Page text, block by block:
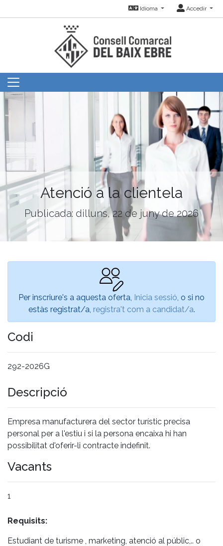
Idioma Accedir
Atenció a la clientela
Publicada: dilluns, 22 de juny de 2026
Per inscriure's a aquesta oferta, Inicia sessió , o si no
estàs registrat/a, registra't com a candidat/a.
Codi
292-2026G
Descripció
Empresa manufacturera del sector turístic precisa
personal per a l'estiu i si la persona encaixa hi han
possibilitat d'oferir-li contracte indefinit.
Vacants
1
Requisits:
Estudiant de turisme , marketing, atenció al públic,.. o